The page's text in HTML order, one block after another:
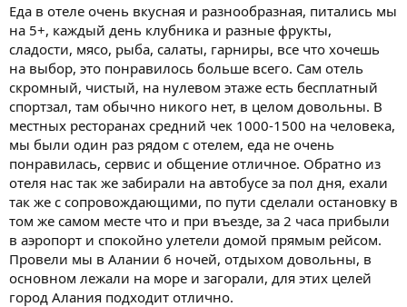
Еда в отеле очень вкусная и разнообразная, питались мы
на 5+, каждый день клубника и разные фрукты,
сладости, мясо, рыба, салаты, гарниры, все что хочешь
на выбор, это понравилось больше всего. Сам отель
скромный, чистый, на нулевом этаже есть бесплатный
спортзал, там обычно никого нет, в целом довольны. В
местных ресторанах средний чек 1000-1500 на человека,
мы были один раз рядом с отелем, еда не очень
понравилась, сервис и общение отличное. Обратно из
отеля нас так же забирали на автобусе за пол дня, ехали
так же с сопровождающими, по пути сделали остановку в
том же самом месте что и при въезде, за 2 часа прибыли
в аэропорт и спокойно улетели домой прямым рейсом.
Провели мы в Алании 6 ночей, отдыхом довольны, в
основном лежали на море и загорали, для этих целей
город Алания подходит отлично.